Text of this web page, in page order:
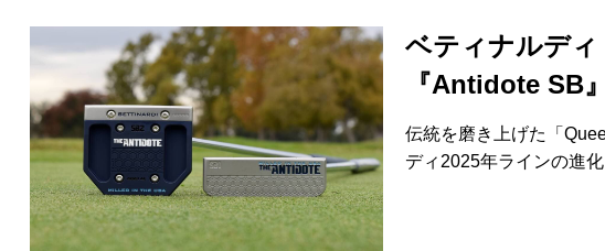
ベティナルディ
『Antidote SB
伝統を磨き上げた「
ディ2025年ラインの進
WEDGES ウェッジ
PUTTERS パター
OTHER その他
Editor’s Picks 編集部のおすすめ
Our Team 私たちのチーム